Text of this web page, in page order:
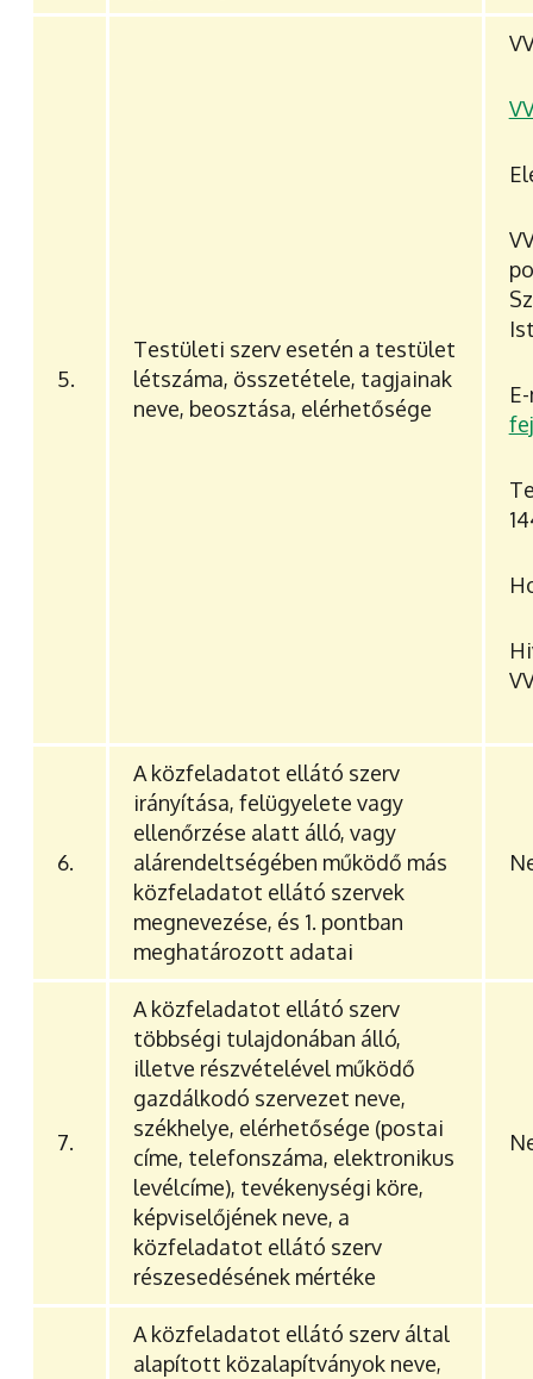
5.
Testületi szerv esetén a testület
létszáma, összetétele, tagjainak
neve, beosztása, elérhetősége
6.
A közfeladatot ellátó szerv
irányítása, felügyelete vagy
ellenőrzése alatt álló, vagy
alárendeltségében működő más
közfeladatot ellátó szervek
megnevezése, és 1. pontban
meghatározott adatai
7.
A közfeladatot ellátó szerv
többségi tulajdonában álló,
illetve részvételével működő
gazdálkodó szervezet neve,
székhelye, elérhetősége (postai
címe, telefonszáma, elektronikus
levélcíme), tevékenységi köre,
képviselőjének neve, a
közfeladatot ellátó szerv
részesedésének mértéke
A közfeladatot ellátó szerv által
alapított közalapítványok neve,